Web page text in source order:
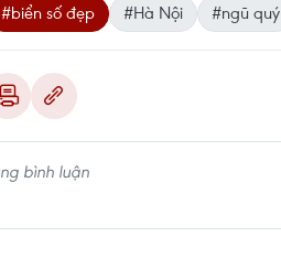
#biển số đẹp #Hà Nội #ngũ quý